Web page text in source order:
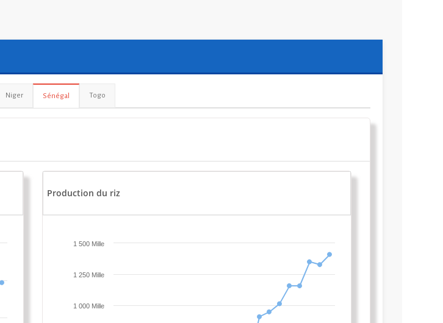
Niger Sénégal Togo
Production du riz
1 000 Mille
1 250 Mille
1 500 Mille